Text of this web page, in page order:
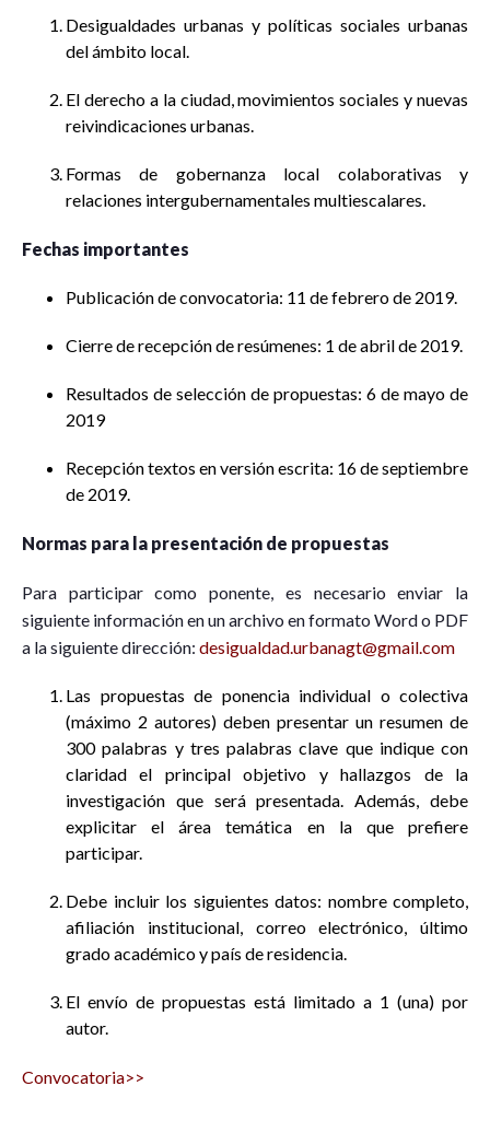
Desigualdades urbanas y políticas sociales urbanas
del ámbito local.
El derecho a la ciudad, movimientos sociales y nuevas
reivindicaciones urbanas.
Formas de gobernanza local colaborativas y
relaciones intergubernamentales multiescalares.
Fechas importantes
Publicación de convocatoria: 11 de febrero de 2019.
Cierre de recepción de resúmenes: 1 de abril de 2019.
Resultados de selección de propuestas: 6 de mayo de
2019
Recepción textos en versión escrita: 16 de septiembre
de 2019.
Normas para la presentación de propuestas
Para participar como ponente, es necesario enviar la
siguiente información en un archivo en formato Word o PDF
a la siguiente dirección: desigualdad.urbanagt@gmail.com
Las propuestas de ponencia individual o colectiva
(máximo 2 autores) deben presentar un resumen de
300 palabras y tres palabras clave que indique con
claridad el principal objetivo y hallazgos de la
investigación que será presentada. Además, debe
explicitar el área temática en la que prefiere
participar.
Debe incluir los siguientes datos: nombre completo,
afiliación institucional, correo electrónico, último
grado académico y país de residencia.
El envío de propuestas está limitado a 1 (una) por
autor.
Convocatoria>>